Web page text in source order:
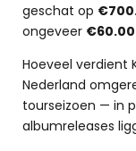
geschat op
ongeveer
Hoeveel verdient
Nederland
tourseizoen — in
albumreleases